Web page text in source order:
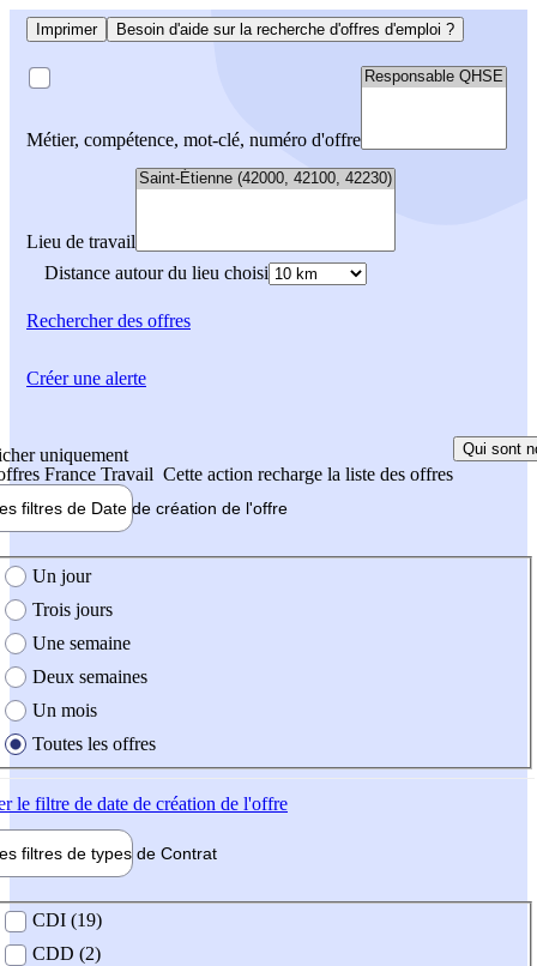
Imprimer Besoin d'aide sur la recherche d'offres d'emploi ?
Métier, compétence, mot-clé, numéro d'offre
Lieu de travail
Distance autour du lieu choisi
Rechercherdes offres
uniquement
France Travail Cette action recharge la liste des offres
Qui sont
filtres de Date de création de l'offre
création de l'offre
Un jour
Trois jours
Une semaine
Deux semaines
Un mois
Toutes les offres
le filtre de date de création de l'offre
filtres de types de Contrat
contrat
CDI (19)
CDD (2)
Créer une alerte